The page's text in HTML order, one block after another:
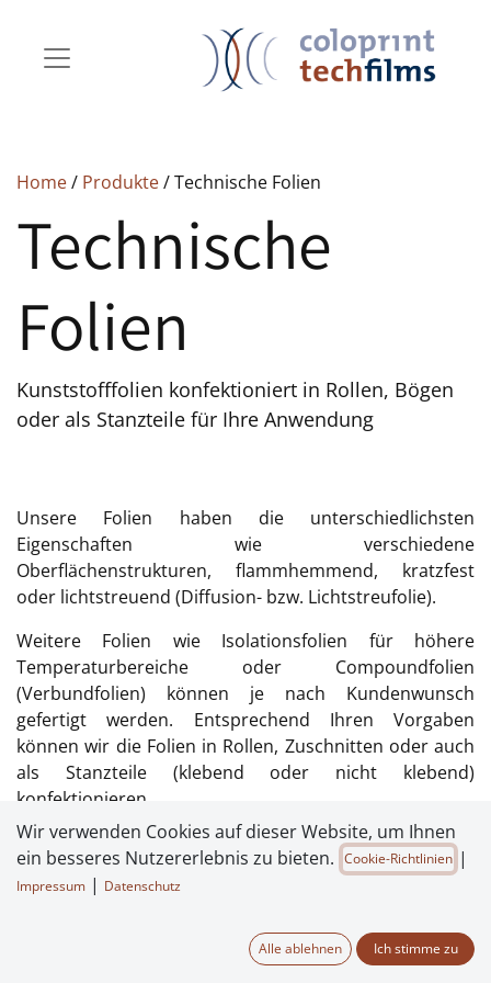
Home/ Produkte/ Technische Folien
Technische
Folien
Kunststofffolien konfektioniert in Rollen, Bögen
oder als Stanzteile für Ihre Anwendung
Unsere Folien haben die unterschiedlichsten
Eigenschaften wie verschiedene
Oberflächenstrukturen, flammhemmend, kratzfest
oder lichtstreuend (Diffusion- bzw. Lichtstreufolie).
Weitere Folien wie Isolationsfolien für höhere
Temperaturbereiche oder Compoundfolien
(Verbundfolien) können je nach Kundenwunsch
gefertigt werden. Entsprechend Ihren Vorgaben
können wir die Folien in Rollen, Zuschnitten oder auch
als Stanzteile (klebend oder nicht klebend)
konfektionieren.
Wir haben die Möglichkeit mit unserem Maschinenpark
- bestehend aus Hub- und Rotationsstanzen, Längs-
und Querschneider sowie Schneidplotter -Ihre Projekte
Wir verwenden Cookies auf dieser Website, um Ihnen
ein besseres Nutzererlebnis zu bieten. Cookie-Richtlinien |
Impressum | Datenschutz
Alle ablehnen Ich stimme zu